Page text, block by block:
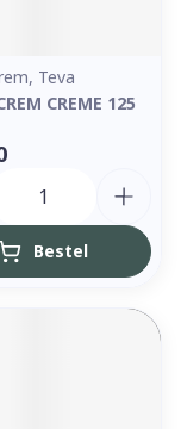
Teva
CREME 125
Bestel